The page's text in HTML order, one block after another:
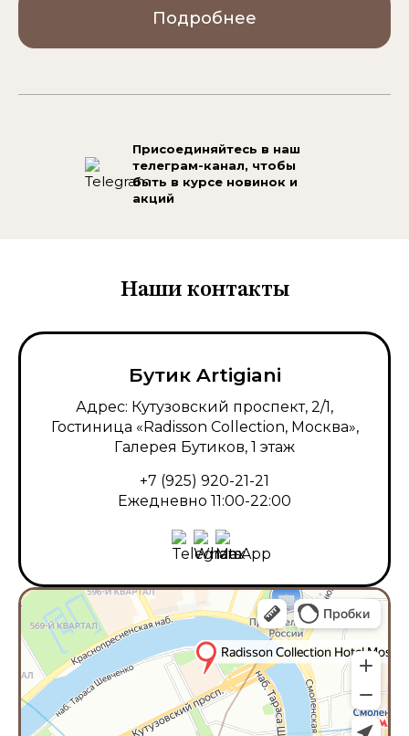
Подробнее
Присоединяйтесь в наш
телеграм-канал, чтобы
быть в курсе новинок и
акций
Наши контакты
Бутик Artigiani
Адрес: Кутузовский проспект, 2/1,
Гостиница «Radisson Collection, Москва»,
Галерея Бутиков, 1 этаж
+7 (925) 920-21-21
Ежедневно 11:00-22:00